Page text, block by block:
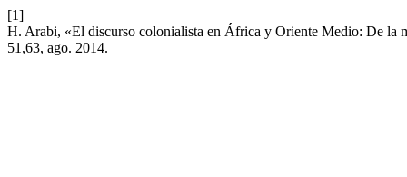
[1]
H. Arabi, «El discurso colonialista en África y Oriente Medio: De la
51,63, ago. 2014.